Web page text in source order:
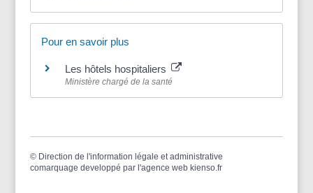
Pour en savoir plus
Les hôtels hospitaliers
Ministère chargé de la santé
© Direction de l'information légale et administrative
comarquage developpé par l'agence web kienso.fr